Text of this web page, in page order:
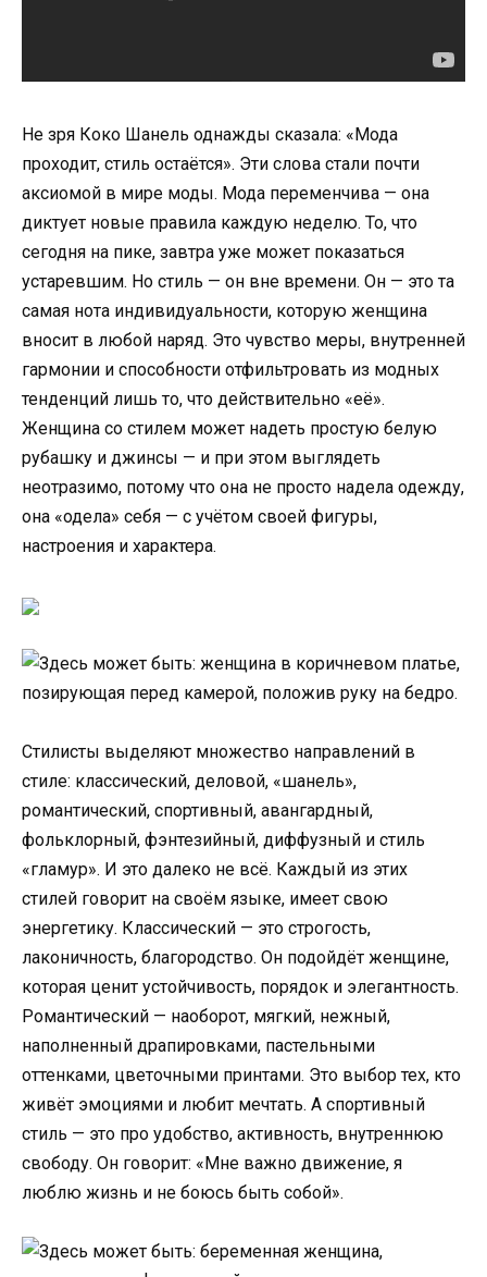
Не зря Коко Шанель однажды сказала: «Мода
проходит, стиль остаётся». Эти слова стали почти
аксиомой в мире моды. Мода переменчива — она
диктует новые правила каждую неделю. То, что
сегодня на пике, завтра уже может показаться
устаревшим. Но стиль — он вне времени. Он — это та
самая нота индивидуальности, которую женщина
вносит в любой наряд. Это чувство меры, внутренней
гармонии и способности отфильтровать из модных
тенденций лишь то, что действительно «её».
Женщина со стилем может надеть простую белую
рубашку и джинсы — и при этом выглядеть
неотразимо, потому что она не просто надела одежду,
она «одела» себя — с учётом своей фигуры,
настроения и характера.
Стилисты выделяют множество направлений в
стиле: классический, деловой, «шанель»,
романтический, спортивный, авангардный,
фольклорный, фэнтезийный, диффузный и стиль
«гламур». И это далеко не всё. Каждый из этих
стилей говорит на своём языке, имеет свою
энергетику. Классический — это строгость,
лаконичность, благородство. Он подойдёт женщине,
которая ценит устойчивость, порядок и элегантность.
Романтический — наоборот, мягкий, нежный,
наполненный драпировками, пастельными
оттенками, цветочными принтами. Это выбор тех, кто
живёт эмоциями и любит мечтать. А спортивный
стиль — это про удобство, активность, внутреннюю
свободу. Он говорит: «Мне важно движение, я
люблю жизнь и не боюсь быть собой».